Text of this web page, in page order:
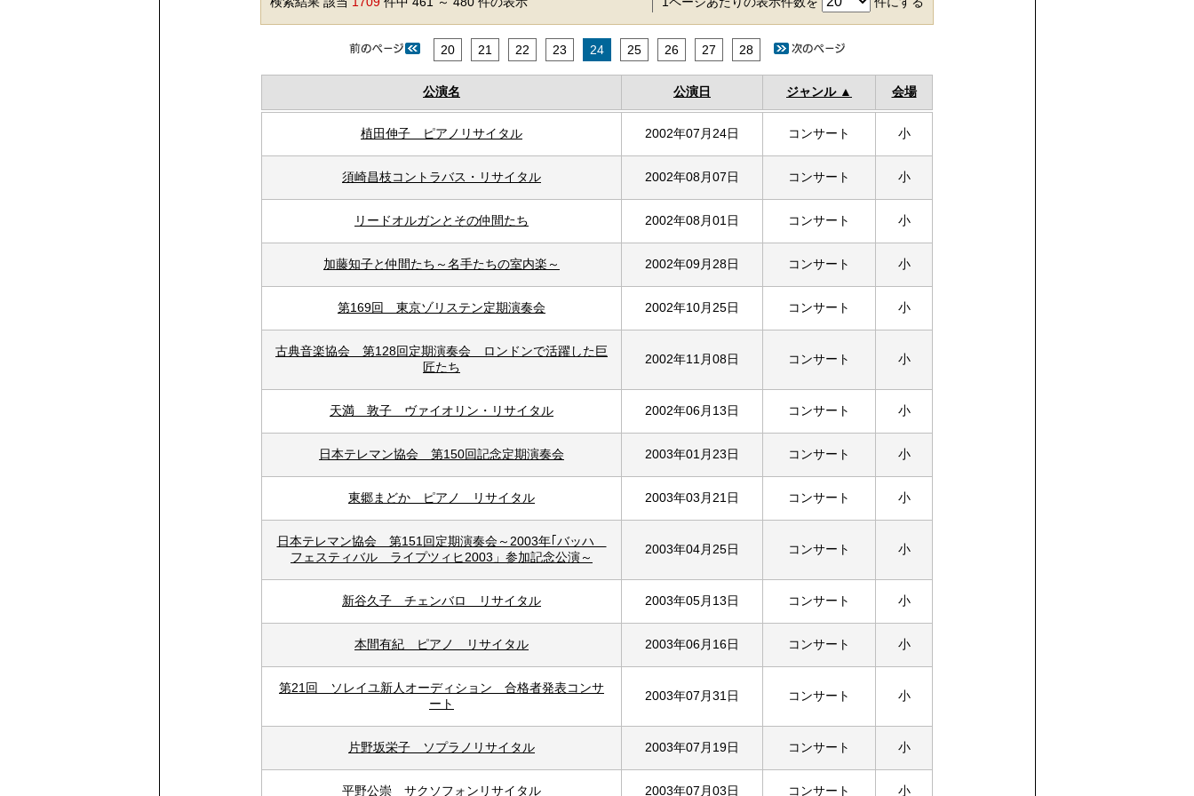
20 21 22 23 24 25 26 27 28
公演名 公演日 ジャンル 会場
植田伸子 ピアノリサイタル 2002年07月24日 コンサート 小
須崎昌枝コントラバス・リサイタル 2002年08月07日 コンサート 小
リードオルガンとその仲間たち 2002年08月01日 コンサート 小
加藤知子と仲間たち～名手たちの室内楽～ 2002年09月28日 コンサート 小
第169回 東京ゾリステン定期演奏会 2002年10月25日 コンサート 小
古典音楽協会 第128回定期演奏会 ロンドンで活躍した巨
匠たち
2002年11月08日 コンサート 小
天満 敦子 ヴァイオリン・リサイタル 2002年06月13日 コンサート 小
日本テレマン協会 第150回記念定期演奏会 2003年01月23日 コンサート 小
東郷まどか ピアノ リサイタル 2003年03月21日 コンサート 小
日本テレマン協会 第151回定期演奏会～2003年｢バッハ
フェスティバル ライプツィヒ2003」参加記念公演～
2003年04月25日 コンサート 小
新谷久子 チェンバロ リサイタル 2003年05月13日 コンサート 小
本間有紀 ピアノ リサイタル 2003年06月16日 コンサート 小
第21回 ソレイユ新人オーディション 合格者発表コンサ
ート
2003年07月31日 コンサート 小
片野坂栄子 ソプラノリサイタル 2003年07月19日 コンサート 小
平野公崇 サクソフォンリサイタル 2003年07月03日 コンサート 小